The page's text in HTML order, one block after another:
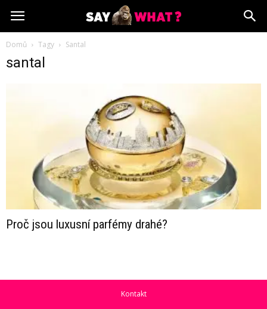
Domů Tagy Santal
santal
Proč jsou luxusní parfémy drahé?
Kontakt